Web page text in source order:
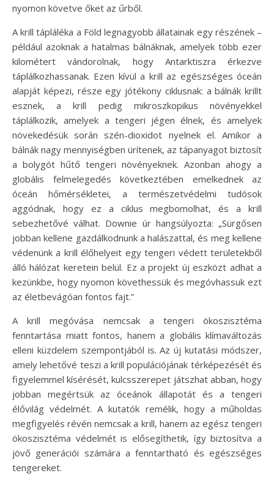
nyomon követve őket az űrből.
A krill tápláléka a Föld legnagyobb állatainak egy részének –
például azoknak a hatalmas bálnáknak, amelyek több ezer
kilométert vándorolnak, hogy Antarktiszra érkezve
táplálkozhassanak. Ezen kívül a krill az egészséges óceán
alapját képezi, része egy jótékony ciklusnak: a bálnák krillt
esznek, a krill pedig mikroszkopikus növényekkel
táplálkozik, amelyek a tengeri jégen élnek, és amelyek
növekedésük során szén-dioxidot nyelnek el. Amikor a
bálnák nagy mennyiségben ürítenek, az tápanyagot biztosít
a bolygót hűtő tengeri növényeknek. Azonban ahogy a
globális felmelegedés következtében emelkednek az
óceán hőmérsékletei, a természetvédelmi tudósok
aggódnak, hogy ez a ciklus megbomolhat, és a krill
sebezhetővé válhat. Downie úr hangsúlyozta: „Sürgősen
jobban kellene gazdálkodnunk a halászattal, és meg kellene
védenünk a krill élőhelyeit egy tengeri védett területekből
álló hálózat keretein belül. Ez a projekt új eszközt adhat a
kezünkbe, hogy nyomon követhessük és megóvhassuk ezt
az életbevágóan fontos fajt.”
A krill megóvása nemcsak a tengeri ökoszisztéma
fenntartása miatt fontos, hanem a globális klímaváltozás
elleni küzdelem szempontjából is. Az új kutatási módszer,
amely lehetővé teszi a krill populációjának térképezését és
figyelemmel kísérését, kulcsszerepet játszhat abban, hogy
jobban megértsük az óceánok állapotát és a tengeri
élővilág védelmét. A kutatók remélik, hogy a műholdas
megfigyelés révén nemcsak a krill, hanem az egész tengeri
ökoszisztéma védelmét is elősegíthetik, így biztosítva a
jövő generációi számára a fenntartható és egészséges
tengereket.